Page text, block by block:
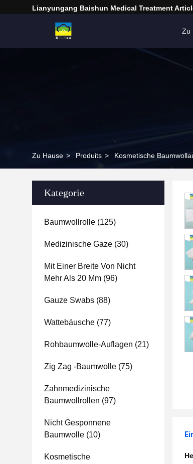
Lianyungang Baishun Medical Treatment
Zu
Zu Hause > Produits > Kosmetische
Kategorie
Baumwollrolle (125)
Medizinische Gaze (30)
Mit Einer Breite Von Nicht
Mehr Als 20 Mm (96)
Gauze Swabs (88)
Wattebäusche (77)
Rohbaumwolle-Auflagen (21)
Zig Zag -Baumwolle (75)
Zahnmedizinische
Baumwollrollen (97)
Nicht Gesponnene
Baumwolle (10)
Kosmetische